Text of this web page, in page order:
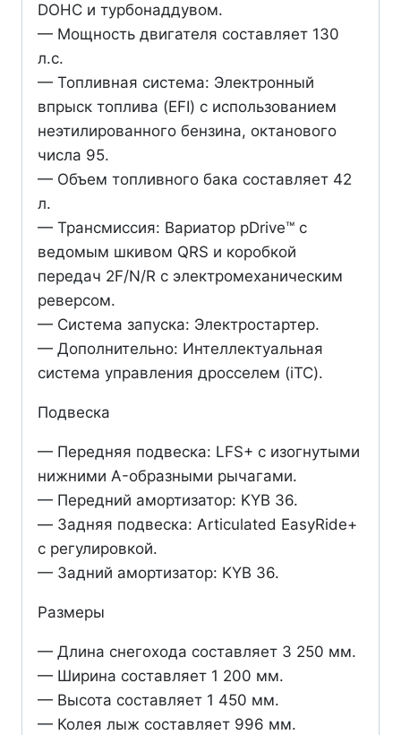
DOHC и турбонаддувом.
— Мощность двигателя составляет 130
л.с.
— Топливная система: Электронный
впрыск топлива (EFI) с использованием
неэтилированного бензина, октанового
числа 95.
— Объем топливного бака составляет 42
л.
— Трансмиссия: Вариатор pDrive™ с
ведомым шкивом QRS и коробкой
передач 2F/N/R с электромеханическим
реверсом.
— Система запуска: Электростартер.
— Дополнительно: Интеллектуальная
система управления дросселем (iTC).
Подвеска
— Передняя подвеска: LFS+ с изогнутыми
нижними A-образными рычагами.
— Передний амортизатор: KYB 36.
— Задняя подвеска: Articulated EasyRide+
с регулировкой.
— Задний амортизатор: KYB 36.
Размеры
— Длина снегохода составляет 3 250 мм.
— Ширина составляет 1 200 мм.
— Высота составляет 1 450 мм.
— Колея лыж составляет 996 мм.